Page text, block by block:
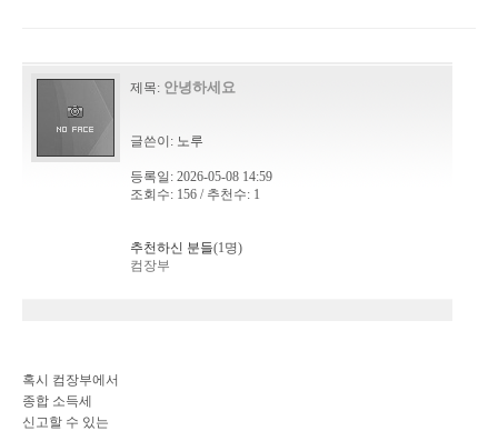
제목: 안녕하세요
글쓴이: 노루
등록일: 2026-05-08 14:59
조회수: 156 / 추천수: 1
추천하신 분들(1명)
컴장부
혹시 컴장부에서
종합 소득세
신고할 수 있는